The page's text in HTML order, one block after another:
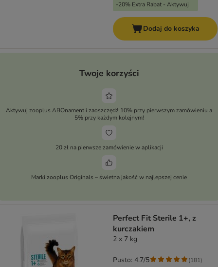
-20% Extra Rabat - Aktywuj
Dodaj do koszyka
Twoje korzyści
Aktywuj zooplus ABOnament i zaoszczędź 10% przy pierwszym zamówieniu a
5% przy każdym kolejnym!
20 zł na pierwsze zamówienie w aplikacji
Marki zooplus Originals – świetna jakość w najlepszej cenie
Perfect Fit Sterile 1+, z
kurczakiem
2 x 7 kg
Pusto: 4.7/5 (181)